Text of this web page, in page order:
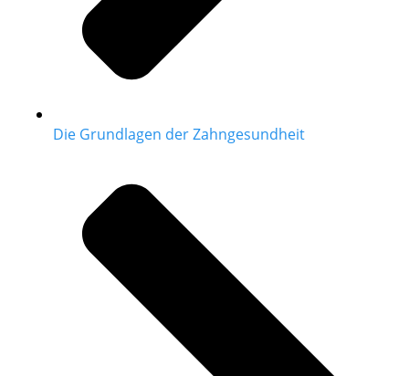
Die Grundlagen der Zahngesundheit